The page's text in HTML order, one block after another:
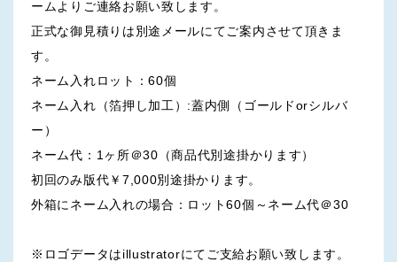
ームよりご連絡お願い致します。
正式な御見積りは別途メールにてご案内させて頂きま
す。
ネーム入れロット：60個
ネーム入れ（箔押し加工）:蓋内側（ゴールドorシルバ
ー）
ネーム代：1ヶ所＠30（商品代別途掛かります）
初回のみ版代￥7,000別途掛かります。
外箱にネーム入れの場合：ロット60個～ネーム代＠30
※ロゴデータはillustratorにてご支給お願い致します。